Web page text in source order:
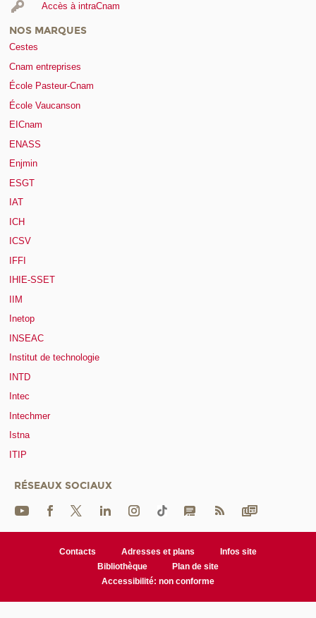
Accès à intraCnam
NOS MARQUES
Cestes
Cnam entreprises
École Pasteur-Cnam
École Vaucanson
EICnam
ENASS
Enjmin
ESGT
IAT
ICH
ICSV
IFFI
IHIE-SSET
IIM
Inetop
INSEAC
Institut de technologie
INTD
Intec
Intechmer
Istna
ITIP
RÉSEAUX SOCIAUX
Contacts Adresses et plans
Infos site
Bibliothèque
Plan de site
Accessibilité: non conforme